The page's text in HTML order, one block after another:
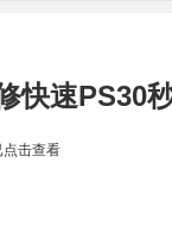
快速PS30
击查看